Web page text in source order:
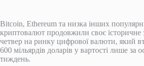
Bitcoin, Ethereum та низка інших
криптовалют продовжили своє історичне
четвер на ринку цифрової валюти, який
600 мільярдів доларів у вартості лише за
тиждень.